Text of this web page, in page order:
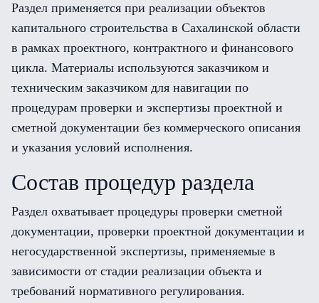
Раздел применяется при реализации объектов
капитального строительства в Сахалинской области
в рамках проектного, контрактного и финансового
цикла. Материалы используются заказчиком и
техническим заказчиком для навигации по
процедурам проверки и экспертизы проектной и
сметной документации без коммерческого описания
и указания условий исполнения.
Состав процедур раздела
Раздел охватывает процедуры проверки сметной
документации, проверки проектной документации и
негосударственной экспертизы, применяемые в
зависимости от стадии реализации объекта и
требований нормативного регулирования.